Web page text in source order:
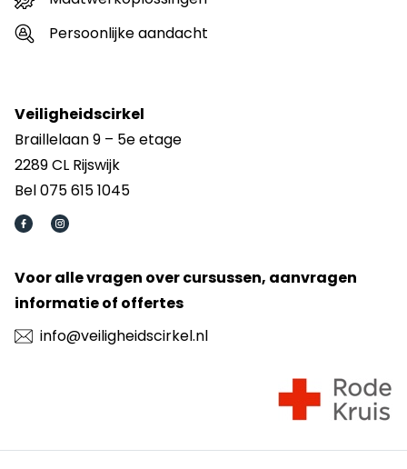
Persoonlijke aandacht
Veiligheidscirkel
Braillelaan 9 – 5e etage
2289 CL Rijswijk
Bel 075 615 1045
Voor alle vragen over cursussen, aanvragen
informatie of offertes
info@veiligheidscirkel.nl